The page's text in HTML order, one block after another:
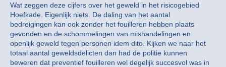
Wat zeggen deze cijfers over het geweld in het risicogebied
Hoefkade. Eigenlijk niets. De daling van het aantal
bedreigingen kan ook zonder het fouilleren hebben plaats
gevonden en de schommelingen van mishandelingen en
openlijk geweld tegen personen idem dito. Kijken we naar het
totaal aantal geweldsdelicten dan had de politie kunnen
beweren dat preventief fouilleren wel degelijk succesvol was in